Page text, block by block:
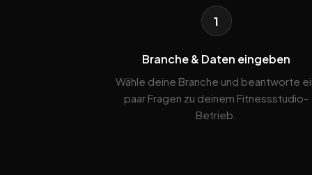
1
Branche & Daten eingeben
Wähle deine Branche und beantworte
paar Fragen zu deinem Fitnessstudio-
Betrieb.